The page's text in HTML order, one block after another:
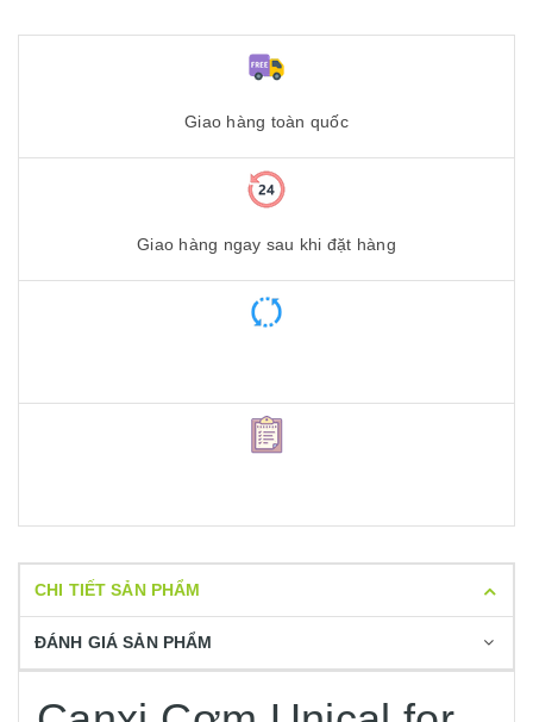
Giao hàng toàn quốc
Giao hàng ngay sau khi đặt hàng
CHI TIẾT SẢN PHẨM
ĐÁNH GIÁ SẢN PHẨM